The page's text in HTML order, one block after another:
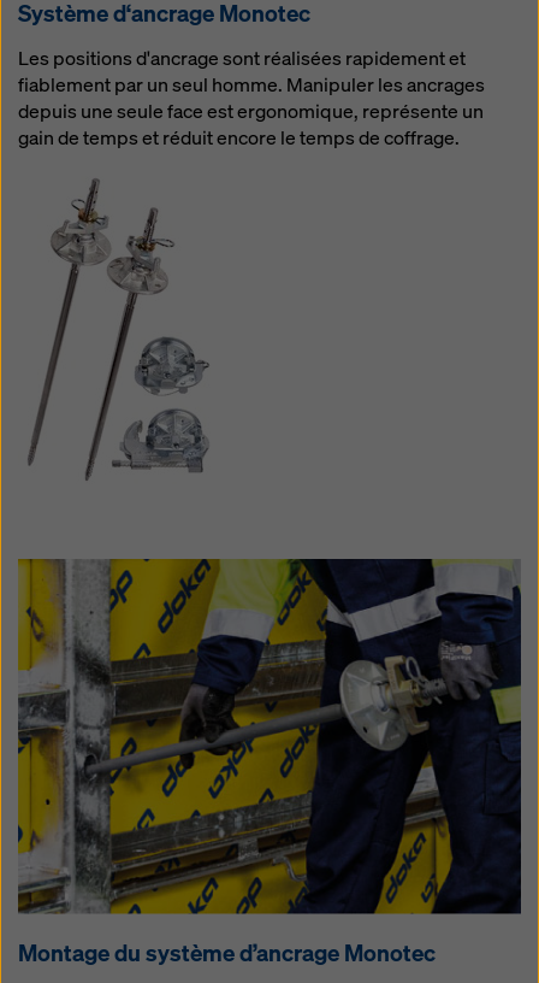
Système d‘ancrage Monotec
Les positions d'ancrage sont réalisées rapidement et
fiablement par un seul homme. Manipuler les ancrages
depuis une seule face est ergonomique, représente un
gain de temps et réduit encore le temps de coffrage.
Montage du système d’ancrage Monotec